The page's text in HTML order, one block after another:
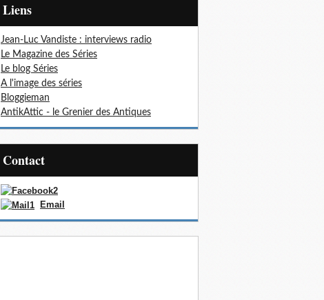
Liens
Jean-Luc Vandiste : interviews radio
Le Magazine des Séries
Le blog Séries
A l'image des séries
Bloggieman
AntikAttic - le Grenier des Antiques
Contact
Email